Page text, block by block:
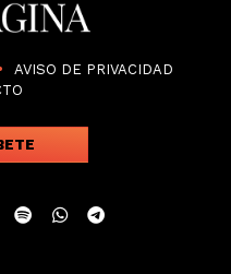
AVISO DE PRIVACIDAD